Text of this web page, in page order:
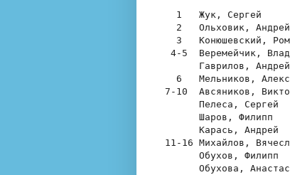
1   Жук, Сергей
2   Ольховик,
3   Конюшевский,
4-5  Веремейчик,
Гаврилов,
6   Мельников,
7-10  Авсяников,
Пелеса, Сергей
Шаров, Филипп
Карась, Андрей
11-16 Михайлов,
Обухов, Филипп
Обухова,